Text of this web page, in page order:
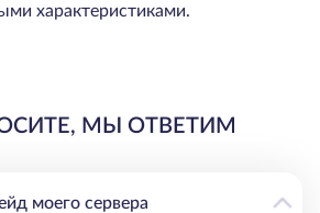
характеристиками.
МЫ ОТВЕТИМ
моего сервера